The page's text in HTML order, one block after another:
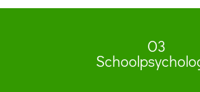
O3